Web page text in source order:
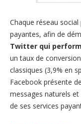
Chaque réseau
payantes, afin de
Twitter qui
un taux de
classiques (3,9% en
Facebook présente
messages naturels
de ses services